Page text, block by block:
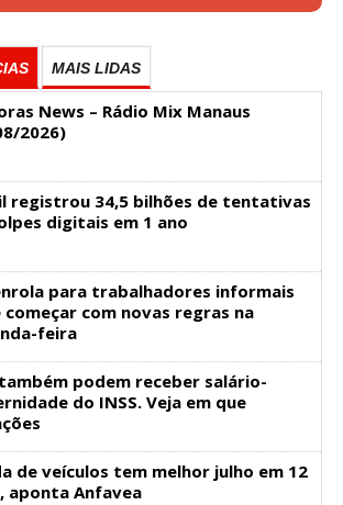
MAIS LIDAS
News​​​​​​​​​​​​ – Rádio Mix Manaus
2026)
registrou 34,5 bilhões de tentativas
digitais em 1 ano
para trabalhadores informais
começar com novas regras na
feira
podem receber salário-
do INSS. Veja em que
de veículos tem melhor julho em 12
aponta Anfavea